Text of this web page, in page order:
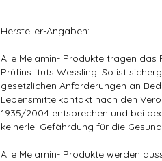
Hersteller-Angaben:
Alle Melamin- Produkte tragen das
Prüfinstituts Wessling. So ist
gesetzlichen Anforderungen an
Lebensmittelkontakt nach den
1935/2004 entsprechen und bei
keinerlei Gefährdung für die
Alle Melamin- Produkte werden